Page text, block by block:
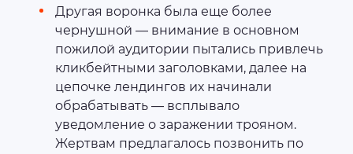
Другая воронка была еще более
чернушной — внимание в основном
пожилой аудитории пытались привлечь
кликбейтными заголовками, далее на
цепочке лендингов их начинали
обрабатывать — всплывало
уведомление о заражении трояном.
Жертвам предлагалось позвонить по